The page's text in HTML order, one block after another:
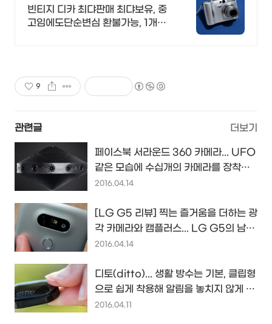
라 빈티지 디카 디지털카메라
빈티지 디카 최댜판매 최댜보유, 중
고임에도단순변심 환불가능, 1개월
9
관련글 더보기
페이스북 서라운드 360 카메라... UFO
같은 모습에 수십개의 카메라를 장착한
360 VR 카메라...
2016.04.14
[LG G5 리뷰] 찍는 즐거움을 더하는 광
각 카메라와 캠플러스... LG G5의 남다
른 카메라의 매력...
2016.04.14
디토(ditto)... 생활 방수는 기본, 클립형
으로 쉽게 착용해 알림을 놓치지 않게 해
줄 앱 알림 기기...
2016.04.11